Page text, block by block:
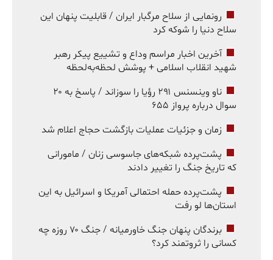
رونمایی از سلاح مرگبار ایران / قابلیت پنهان این
سلاح دنیا را شوکه کرد
آخرین اخبار مراسم وداع و تشییع پیکر رهبر
شهید انقلاب اسلامی + پوشش لحظه‌به‌لحظه
ناو وینسنس ۲۹۱ رؤیا را سوزاند / پاسخ به ۲۰
سوال درباره پرواز ۶۵۵
زمان و جزئیات عملیات بازگشت حجاج اعلام شد
پشت‌پرده شبکه‌های جاسوسی زنان / مامورانی
که تاریخ جنگ را تغییر دادند
پشت‌پرده حمله احتمالی آمریکا و اسرائیل به این
استان‌ها لو رفت
برندگان پنهان جنگ خاورمیانه / جنگ ۷۰ روزه چه
کسانی را ثروتمند کرد؟